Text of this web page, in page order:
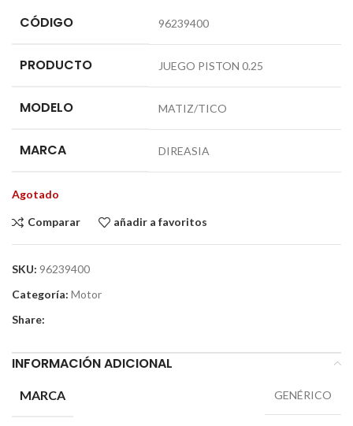
CÓDIGO 96239400
PRODUCTO JUEGO PISTON 0.25
MODELO MATIZ/TICO
MARCA DIREASIA
Agotado
Comparar añadir a favoritos
SKU: 96239400
Categoría: Motor
Share:
INFORMACIÓN ADICIONAL
MARCA GENÉRICO